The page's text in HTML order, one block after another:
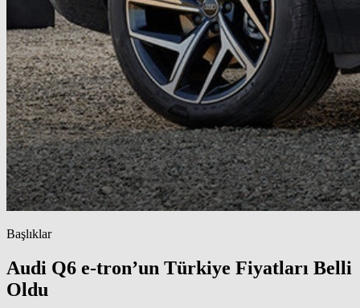
Başlıklar
Audi Q6 e-tron’un Türkiye Fiyatları Belli
Oldu